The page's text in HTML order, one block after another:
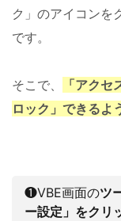
ク」のアイコンを
です。
そこで、
「アク
ロック」できるよ
❶VBE画面のツ
ー設定」をクリ